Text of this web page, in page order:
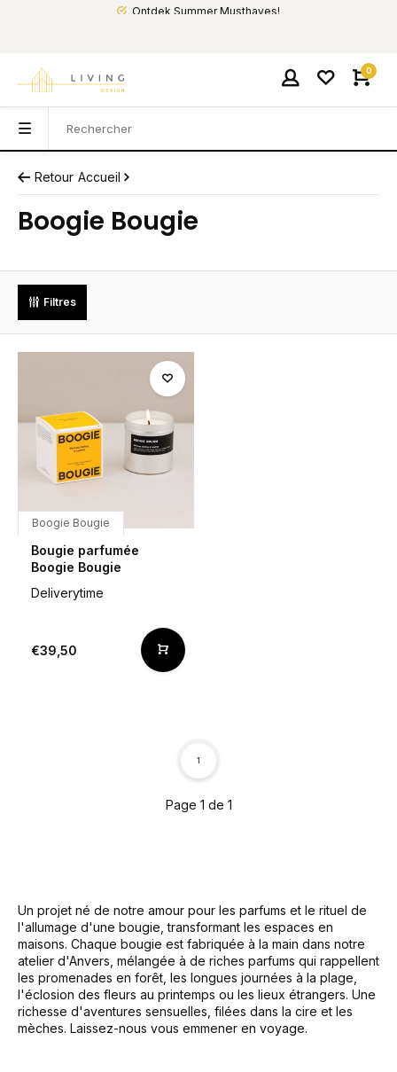
Ontdek Summer Musthaves!
0
Retour Accueil
Boogie Bougie
Filtres
Boogie Bougie
Bougie parfumée
Boogie Bougie
Deliverytime
€39,50
Page 1 de 1
1
Un projet né de notre amour pour les parfums et le rituel de
l'allumage d'une bougie, transformant les espaces en
maisons. Chaque bougie est fabriquée à la main dans notre
atelier d'Anvers, mélangée à de riches parfums qui rappellent
les promenades en forêt, les longues journées à la plage,
l'éclosion des fleurs au printemps ou les lieux étrangers. Une
richesse d'aventures sensuelles, filées dans la cire et les
mèches. Laissez-nous vous emmener en voyage.